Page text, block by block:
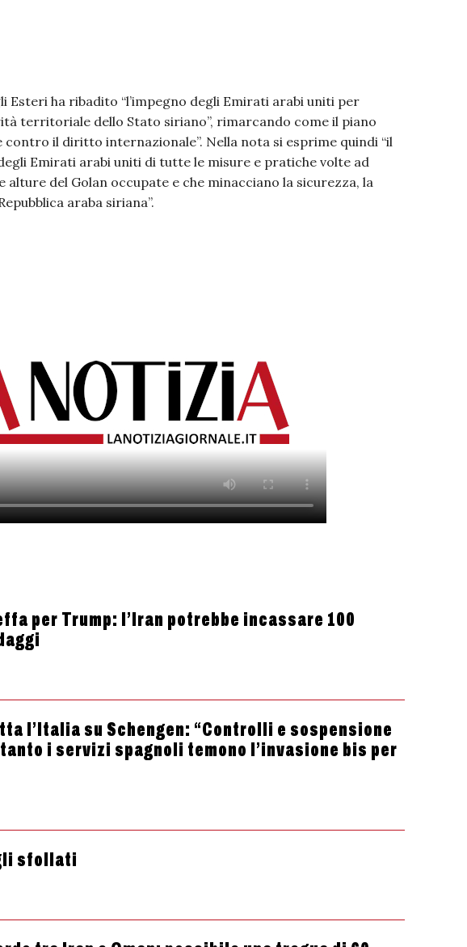
Esteri ha ribadito “l’impegno degli Emirati arabi uniti per
territoriale dello Stato siriano”, rimarcando come il piano
contro il diritto internazionale”. Nella nota si esprime quindi “il
Emirati arabi uniti di tutte le misure e pratiche volte ad
alture del Golan occupate e che minacciano la sicurezza, la
araba siriana”.
per Trump: l’Iran potrebbe incassare 100
l’Italia su Schengen: “Controlli e sospensione
i servizi spagnoli temono l’invasione bis per
sfollati